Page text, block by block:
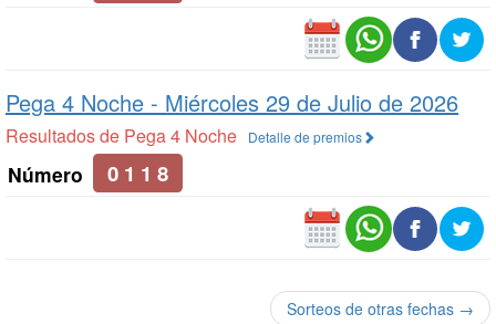
Pega 4 Noche - Miércoles 29 de Julio de 2026
Resultados de Pega 4 Noche Detalle de premios
Número 0 1 1 8
Sorteos de otras fechas →